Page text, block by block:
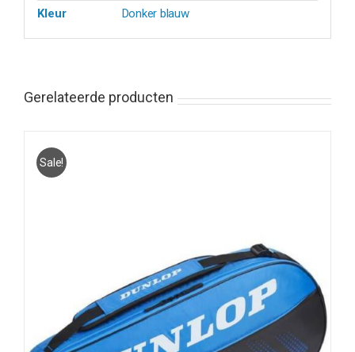
Kleur
Donker blauw
Gerelateerde producten
Sale!